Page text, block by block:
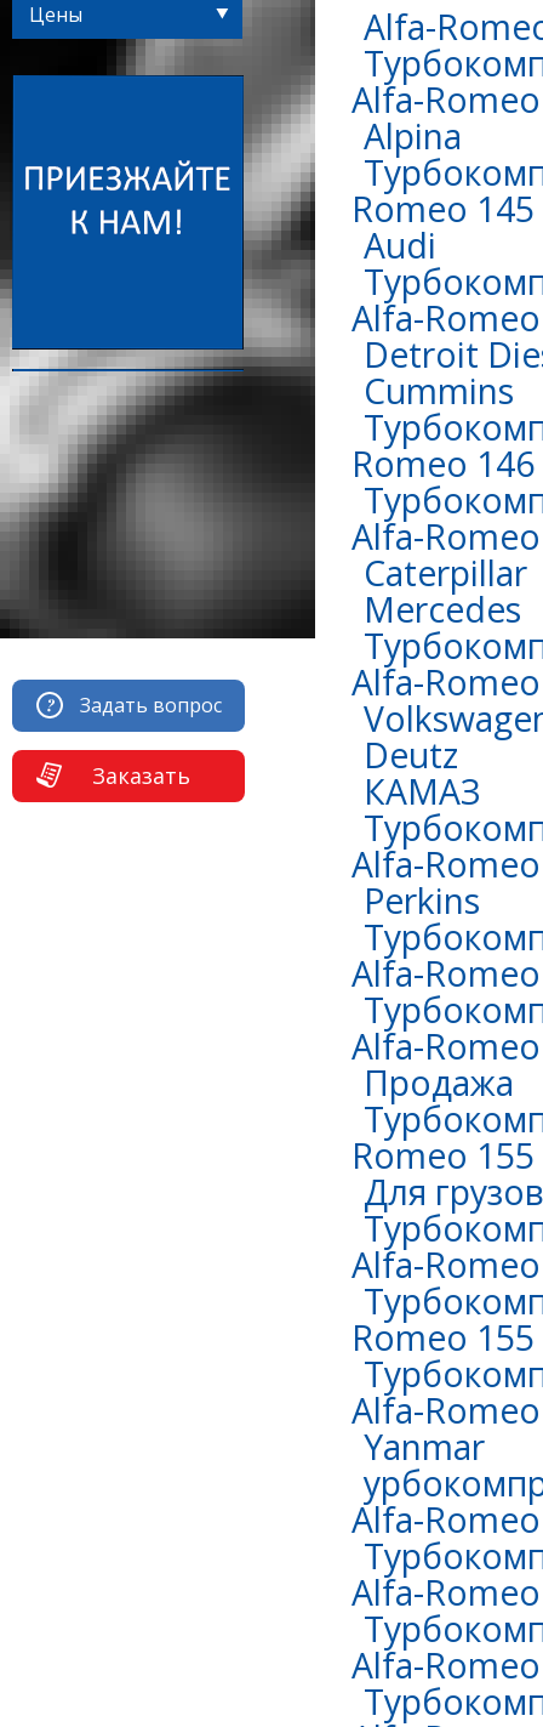
Alfa-
Alfa-
Alpina
Romeo
Audi
Alfa-
Detroit
Сummins
Romeo
Alfa-
Caterpillar
Mercedes
Alfa-
Deutz
КАМАЗ
Alfa-
Perkins
Alfa-
Alfa-
Продажа
Romeo
Для
Alfa-
Romeo
Alfa-
Yanmar
Alfa-
Alfa-
Alfa-
Цены
Задать вопрос
Заказать